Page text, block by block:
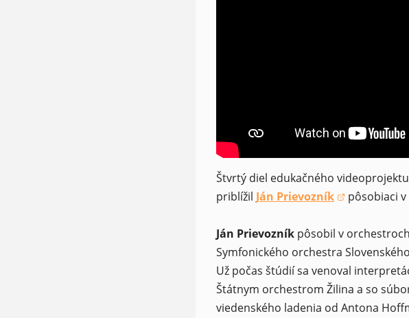
Štvrtý diel edukačného
priblížil Ján Prievozník
(opens in a new window)
pôsobiaci
Ján Prievozník pôsobil v
Symfonického orchestra
Už počas štúdií sa venoval
Štátnym orchestrom Žilina a so
viedenského ladenia od Antona